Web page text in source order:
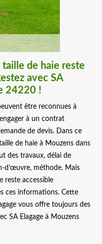
taille de haie reste
avec SA
24220 !
être reconnues à
à un contrat
de devis. Dans ce
de haie à Mouzens dans
des travaux, délai de
d’œuvre, méthode. Mais
reste accessible
ces informations. Cette
vous offre toujours des
SA Elagage à Mouzens